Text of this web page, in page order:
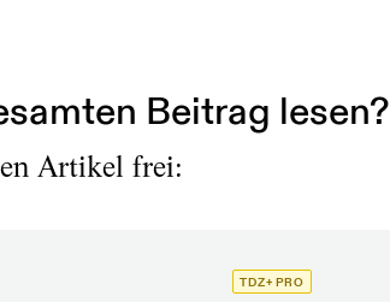
Beitrag lesen?
Artikel frei:
TDZ+ PRO